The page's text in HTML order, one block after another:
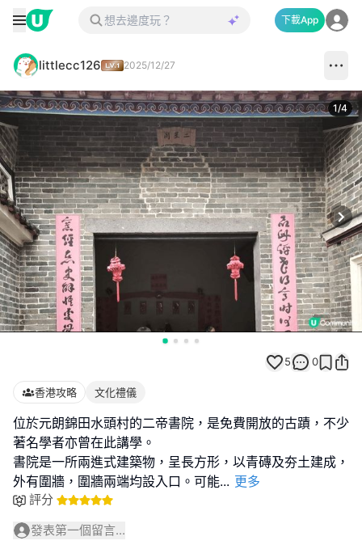
下載App
littlecc126 2025/12/27
1/4
5 0
香港攻略 文化禮儀
位於元朗錦田水頭村的二帝書院，是免費開放的古蹟，不少
著名學者亦曾在此講學。
書院是一所兩進式建築物，呈長方形，以青磚及夯土建成，
外有圍牆，圍牆兩端均設入口。可能... 更多
評分
發表第一個留言...